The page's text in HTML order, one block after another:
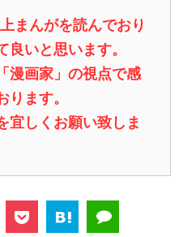
まんがを読んでおり
良いと思います。
漫画家」の視点で感
ます。
宜しくお願い致しま